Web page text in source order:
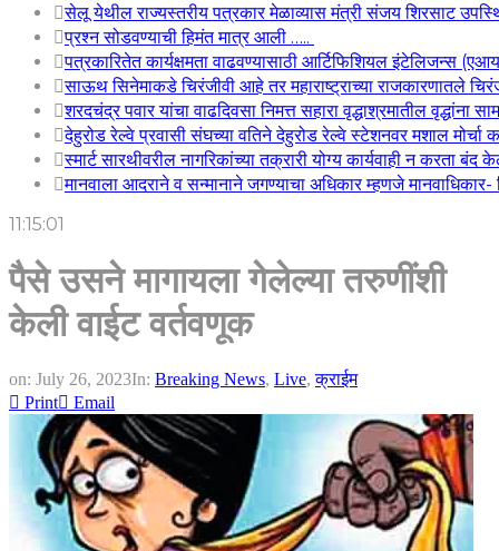
सेलू येथील राज्यस्तरीय पत्रकार मेळाव्यास मंत्री संजय शिरसाट
प्रश्न सोडवण्याची हिमंत मात्र आली …..
पत्रकारितेत कार्यक्षमता वाढवण्यासाठी आर्टिफिशियल
साऊथ सिनेमाकडे चिरंजीवी आहे तर महाराष्ट्राच्या राजकारणातले
शरदचंद्र पवार यांचा वाढदिवसा निमत्त सहारा वृद्धाश्रमातील वृद्धांना
देहुरोड रेल्वे प्रवासी संघच्या वतिने देहुरोड रेल्वे स्टेशनवर मशाल मोर्चा
स्मार्ट सारथीवरील नागरिकांच्या तक्रारी योग्य कार्यवाही न करता बंद
मानवाला आदराने व सन्मानाने जगण्याचा अधिकार म्हणजे
11:15:02
पैसे उसने मागायला गेलेल्या तरुणींशी
केली वाईट वर्तवणूक
on: July 26, 2023In: Breaking News, Live,क्राईम
Print
Email